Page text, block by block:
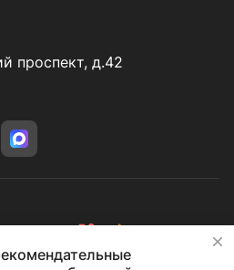
проспект, д.42